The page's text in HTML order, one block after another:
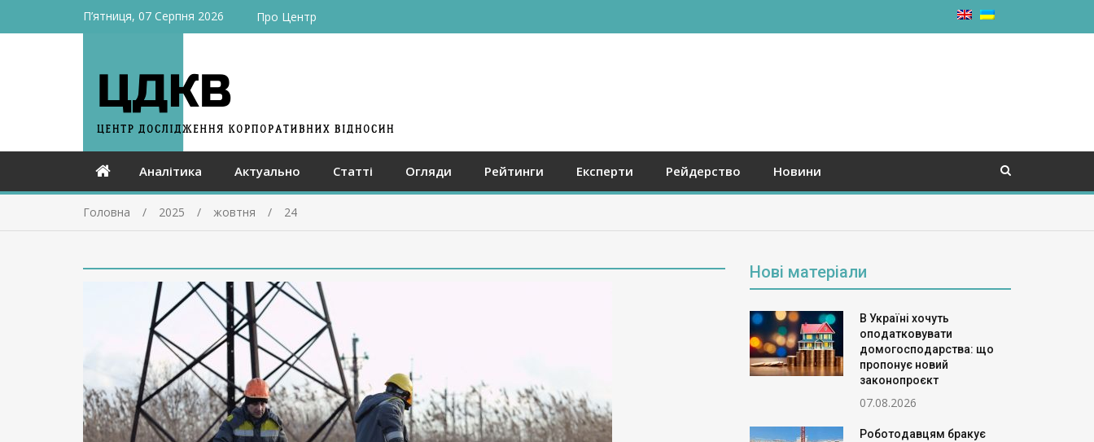
П’ятниця, 07 Серпня 2026 Про Центр
Аналітика Актуально Статті Огляди Рейтинги Експерти Рейдерство Новини
Головна 2025 жовтня 24
Нові матеріали
В Україні хочуть
оподатковувати
домогосподарства: що
пропонує новий
законопроєкт
07.08.2026
Роботодавцям бракує